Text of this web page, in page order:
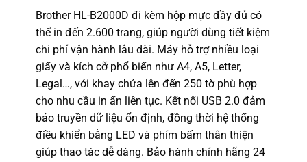
Brother HL-B2000D đi kèm hộp mực đầy đủ có
thể in đến 2.600 trang, giúp người dùng tiết kiệm
chi phí vận hành lâu dài. Máy hỗ trợ nhiều loại
giấy và kích cỡ phổ biến như A4, A5, Letter,
Legal…, với khay chứa lên đến 250 tờ phù hợp
cho nhu cầu in ấn liên tục. Kết nối USB 2.0 đảm
bảo truyền dữ liệu ổn định, đồng thời hệ thống
điều khiển bằng LED và phím bấm thân thiện
giúp thao tác dễ dàng. Bảo hành chính hãng 24